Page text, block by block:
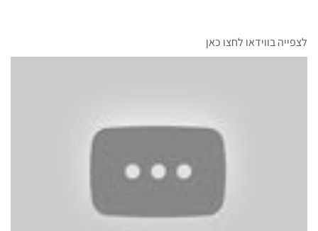
לצפייה בווידאו לחצו כאן